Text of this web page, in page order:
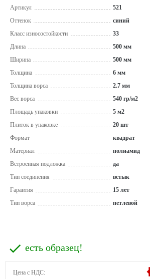
Артикул
521
Оттенок
синий
Класс износостойкости
33
Длина
500 мм
Ширина
500 мм
Толщина
6 мм
Толщина ворса
2.7 мм
Вес ворса
540 гр/м2
Площадь упаковки
5 м2
Плиток в упаковке
20 шт
Формат
квадрат
Материал
полиамид
Встроенная подложка
да
Тип соединения
встык
Гарантия
15 лет
Тип ворса
петлевой
есть образец!
Цена с НДС: